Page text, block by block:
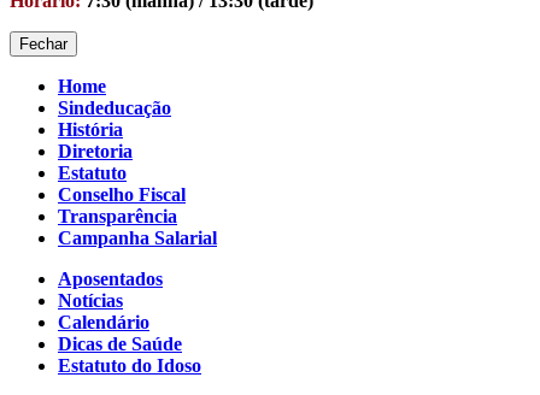
Fechar
Home
Sindeducação
História
Diretoria
Estatuto
Conselho Fiscal
Transparência
Campanha Salarial
Aposentados
Notícias
Calendário
Dicas de Saúde
Estatuto do Idoso